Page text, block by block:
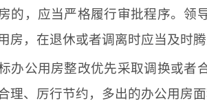
的，应当严格履行审批程序。领
房，在退休或者调离时应当及时
办公用房整改优先采取调换或者
理、厉行节约，多出的办公用房